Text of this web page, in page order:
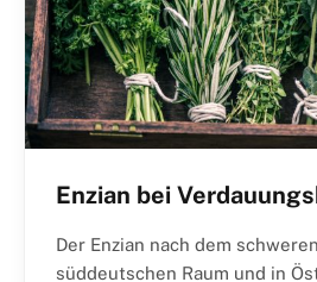
Enzian bei
Der Enzian nach dem
süddeutschen Raum und in